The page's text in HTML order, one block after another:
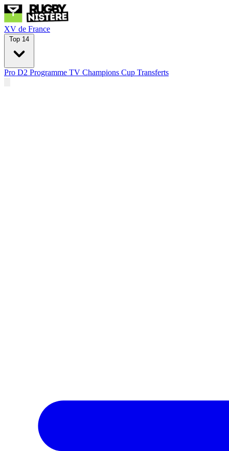
XV de France
Top 14
Pro D2 Programme TV Champions Cup Transferts